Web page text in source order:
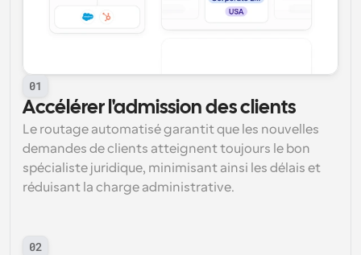
01
Accélérer l'admission des clients
Le routage automatisé garantit que les nouvelles
demandes de clients atteignent toujours le bon
spécialiste juridique, minimisant ainsi les délais et
réduisant la charge administrative.
02